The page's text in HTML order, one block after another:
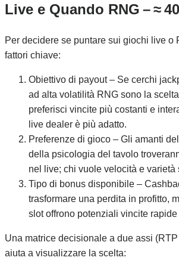
Live e Quando RNG – ≈
Per decidere se puntare sui giochi live o
fattori chiave:
Obiettivo di payout – Se cerchi
ad alta volatilità RNG sono la
preferisci vincite più costanti e
live dealer è più adatto.
Preferenze di gioco – Gli amanti
della psicologia del tavolo
nel live; chi vuole velocità e varietà
Tipo di bonus disponibile –
trasformare una perdita in profitto,
slot offrono potenziali vincite rapide
Una matrice decisionale a due assi
aiuta a visualizzare la scelta: